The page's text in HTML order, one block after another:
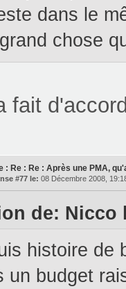
dans le
chose
fait
: Re : Re : Après une PMA,
#77 le: 08 Décembre 2008,
de: Nicco
histoire de
un budget